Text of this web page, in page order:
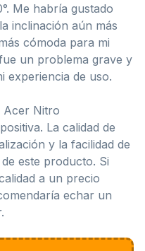
Me habría gustado
inclinación aún más
cómoda para mi
un problema grave y
experiencia de uso.
Acer Nitro
La calidad de
y la facilidad de
este producto. Si
a un precio
echar un